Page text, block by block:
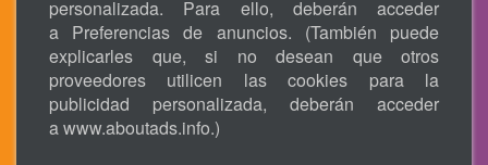
personalizada. Para ello, deberán acceder
a Preferencias de anuncios. (También puede
explicarles que, si no desean que otros
proveedores utilicen las cookies para la
publicidad personalizada, deberán acceder
a www.aboutads.info.)